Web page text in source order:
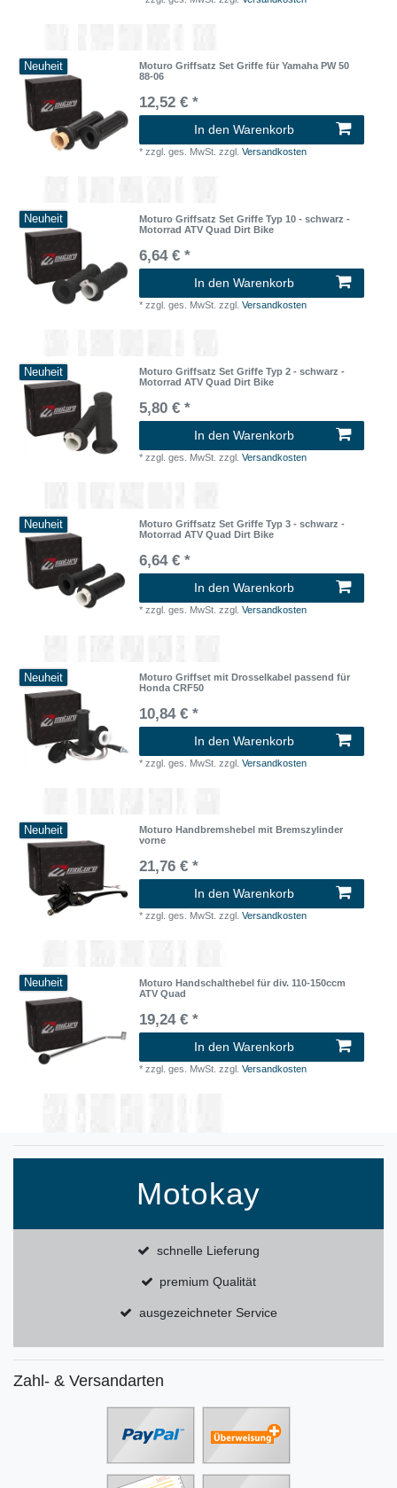
Neuheit
Moturo Griffsatz Set Griffe für Yamaha PW 50
88-06
12,52 € *
In den Warenkorb
*zzgl. ges. MwSt. zzgl.Versandkosten
Neuheit
Moturo Griffsatz Set Griffe Typ 10 - schwarz -
Motorrad ATV Quad Dirt Bike
6,64 € *
In den Warenkorb
*zzgl. ges. MwSt. zzgl.Versandkosten
Neuheit
Moturo Griffsatz Set Griffe Typ 2 - schwarz -
Motorrad ATV Quad Dirt Bike
5,80 € *
In den Warenkorb
*zzgl. ges. MwSt. zzgl.Versandkosten
Neuheit
Moturo Griffsatz Set Griffe Typ 3 - schwarz -
Motorrad ATV Quad Dirt Bike
6,64 € *
In den Warenkorb
*zzgl. ges. MwSt. zzgl.Versandkosten
Neuheit
Moturo Griffset mit Drosselkabel passend für
Honda CRF50
10,84 € *
In den Warenkorb
*zzgl. ges. MwSt. zzgl.Versandkosten
Neuheit
Moturo Handbremshebel mit Bremszylinder
vorne
21,76 € *
In den Warenkorb
*zzgl. ges. MwSt. zzgl.Versandkosten
Neuheit
Moturo Handschalthebel für div. 110-150ccm
ATV Quad
19,24 € *
In den Warenkorb
*zzgl. ges. MwSt. zzgl.Versandkosten
Motokay
schnelle Lieferung
premium Qualität
ausgezeichneter Service
Zahl- & Versandarten